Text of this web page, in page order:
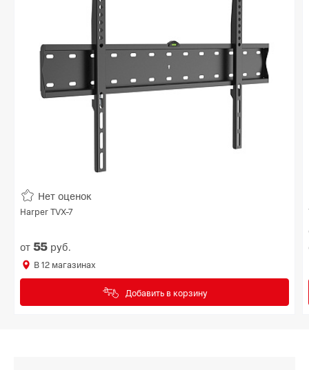
Нет оценок
Harper TVX-7
от55 руб.
В12 магазинах
Добавить в корзину